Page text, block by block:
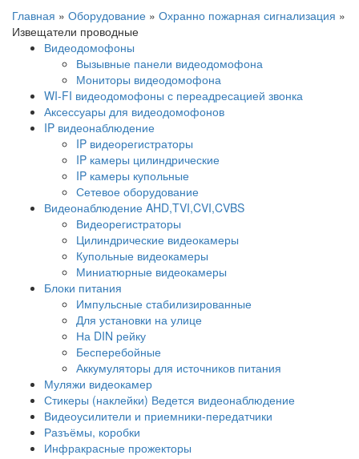
Главная » Оборудование » Охранно пожарная сигнализация »
Извещатели проводные
Видеодомофоны
Вызывные панели видеодомофона
Мониторы видеодомофона
WI-FI видеодомофоны с переадресацией звонка
Аксессуары для видеодомофонов
IP видеонаблюдение
IP видеорегистраторы
IP камеры цилиндрические
IP камеры купольные
Сетевое оборудование
Видеонаблюдение AHD,TVI,CVI,CVBS
Видеорегистраторы
Цилиндрические видеокамеры
Купольные видеокамеры
Миниатюрные видеокамеры
Блоки питания
Импульсные стабилизированные
Для установки на улице
На DIN рейку
Бесперебойные
Аккумуляторы для источников питания
Муляжи видеокамер
Стикеры (наклейки) Ведется видеонаблюдение
Видеоусилители и приемники-передатчики
Разъёмы, коробки
Инфракрасные прожекторы